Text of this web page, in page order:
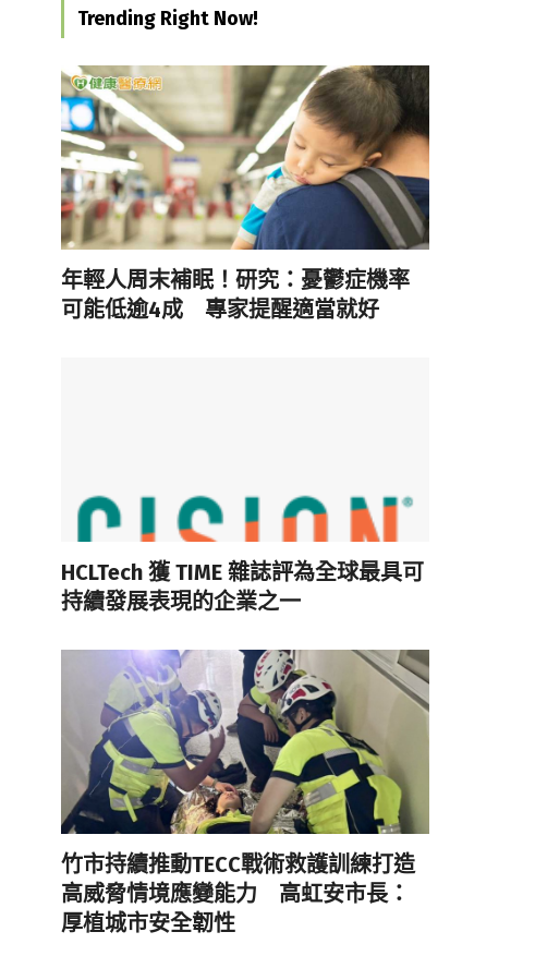
Trending Right Now!
年輕人周末補眠！研究：憂鬱症機率
可能低逾4成 專家提醒適當就好
HCLTech 獲 TIME 雜誌評為全球最具可
持續發展表現的企業之一
竹市持續推動TECC戰術救護訓練打造
高威脅情境應變能力 高虹安市長：
厚植城市安全韌性